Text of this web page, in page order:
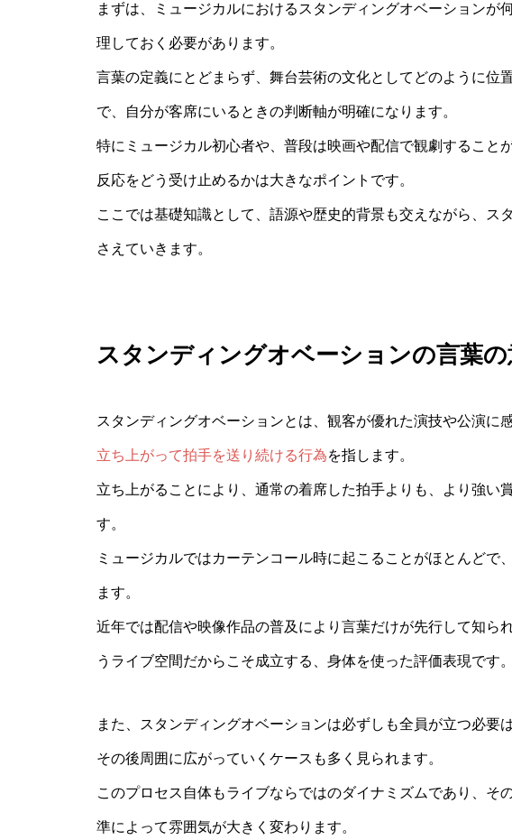
まずは、ミュージカルにおけるスタンディングオベーションが
理しておく必要があります。
言葉の定義にとどまらず、舞台芸術の文化としてどのように位
で、自分が客席にいるときの判断軸が明確になります。
特にミュージカル初心者や、普段は映画や配信で観劇すること
反応をどう受け止めるかは大きなポイントです。
ここでは基礎知識として、語源や歴史的背景も交えながら、ス
さえていきます。
スタンディングオベーションの言葉の
スタンディングオベーションとは、観客が優れた演技や公演に
立ち上がって拍手を送り続ける行為を指します。
立ち上がることにより、通常の着席した拍手よりも、より強い
す。
ミュージカルではカーテンコール時に起こることがほとんどで
ます。
近年では配信や映像作品の普及により言葉だけが先行して知ら
うライブ空間だからこそ成立する、身体を使った評価表現です。
また、スタンディングオベーションは必ずしも全員が立つ必要
その後周囲に広がっていくケースも多く見られます。
このプロセス自体もライブならではのダイナミズムであり、そ
準によって雰囲気が大きく変わります。